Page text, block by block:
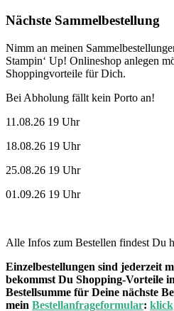
Nächste Sammelbestellung
Nimm an meinen
Stampin‘ Up! Onlineshop anlegen
Shoppingvorteile für Dich.
Bei Abholung fällt kein Porto an!
11.08.26 19 Uhr
18.08.26 19 Uhr
25.08.26 19 Uhr
01.09.26 19 Uhr
Alle Infos zum Bestellen findest Du
Einzelbestellungen sind jederzeit
bekommst Du Shopping-Vorteile
Bestellsumme für Deine nächste
mein Bestellanfrageformular: klick